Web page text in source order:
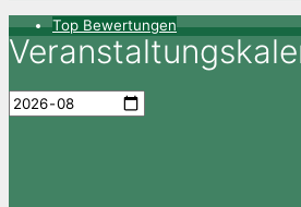
Top Bewertungen